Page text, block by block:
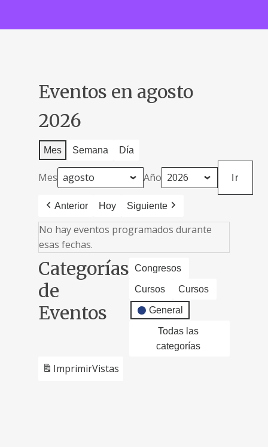
Eventos en agosto
2026
Mes Semana Día
Mes Año
Anterior Hoy Siguiente
No hay eventos programados durante
esas fechas.
Categorías
de
Eventos
Congresos
Cursos Cursos
General
Todas las
categorías
ImprimirVistas